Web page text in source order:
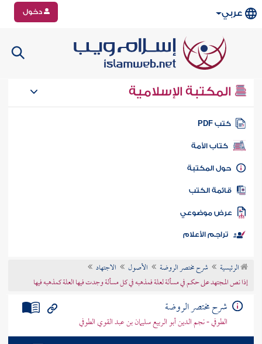
عربي دخول
المكتبة الإسلامية
كتب PDF
كتاب الأمة
المكتبة
الكتب
موضوعي
تراجم الأعلام
الرئيسية شرح مختصر الروضة الأصول
الاجتهاد
إذا نص المجتهد على حكم في مسألة لعلة فمذهبه في كل مسألة وجدت فيها العلة كمذهبه فيها
شرح مختصر الروضة
الطوفي - نجم الدين أبو الربيع سليمان بن عبد القوي الطوفي